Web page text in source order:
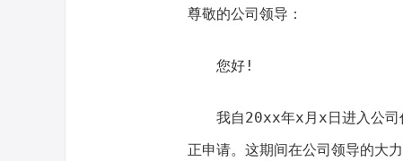
尊敬的公司领导：
您好!
我自20xx年x月x日进入公司
正申请。这期间在公司领导的大